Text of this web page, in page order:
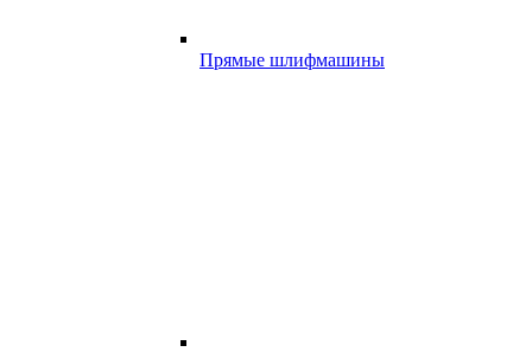
Прямые шлифмашины